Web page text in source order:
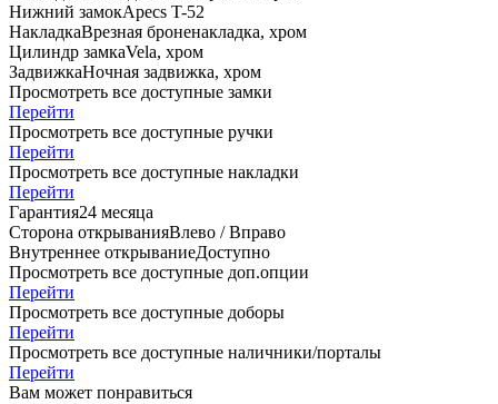
Нижний замокApecs T-52
НакладкаВрезная броненакладка, хром
Цилиндр замкаVela, хром
ЗадвижкаНочная задвижка, хром
Просмотреть все доступные замки
Перейти
Просмотреть все доступные ручки
Перейти
Просмотреть все доступные накладки
Перейти
Гарантия24 месяца
Сторона открыванияВлево / Вправо
Внутреннее открываниеДоступно
Просмотреть все доступные доп.опции
Перейти
Просмотреть все доступные доборы
Перейти
Просмотреть все доступные наличники/порталы
Перейти
Вам может понравиться